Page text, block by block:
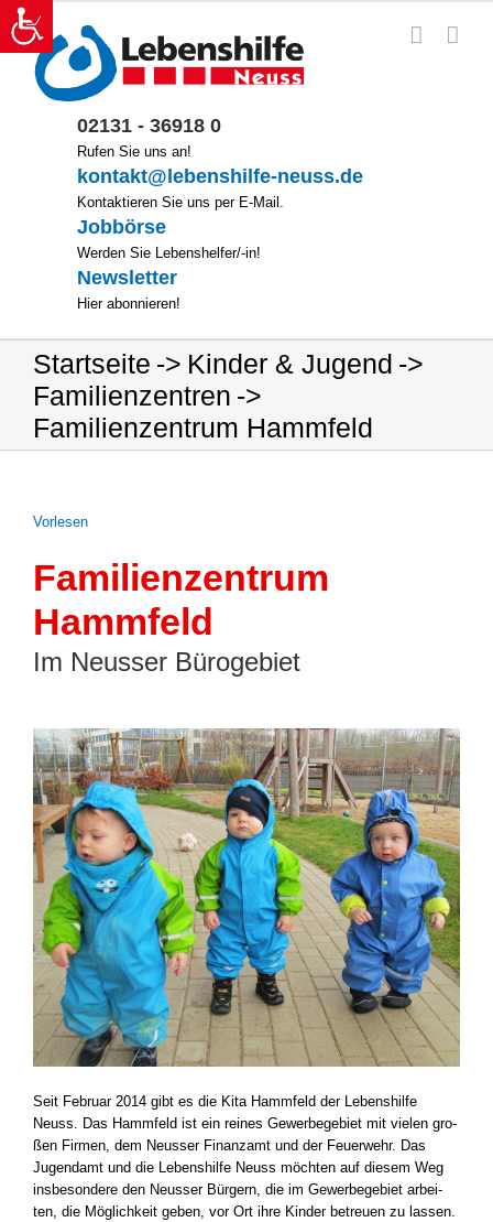
Zum
Inhalt
springen
02131 - 36918 0
Rufen Sie uns an!
kontakt@lebenshilfe-neuss.de
Kontaktieren Sie uns per E-Mail.
Jobbörse
Werden Sie Lebenshelfer/-in!
Newsletter
Hier abonnieren!
Startseite
Kinder & Jugend
Familienzentren
Familienzentrum Hammfeld
Vor­le­sen
Familienzentrum
Hammfeld
Im Neusser Bürogebiet
Seit Febru­ar 2014 gibt es die Kita Hamm­feld der Lebens­hil­fe
Neuss. Das Hamm­feld ist ein rei­nes Gewer­be­ge­biet mit vie­len gro­
ßen Fir­men, dem Neus­ser Finanz­amt und der Feu­er­wehr. Das
Jugend­amt und die Lebens­hil­fe Neuss möch­ten auf die­sem Weg
ins­be­son­de­re den Neus­ser Bür­gern, die im Gewer­be­ge­biet arbei­
ten, die Mög­lich­keit geben, vor Ort ihre Kin­der betreu­en zu las­sen.